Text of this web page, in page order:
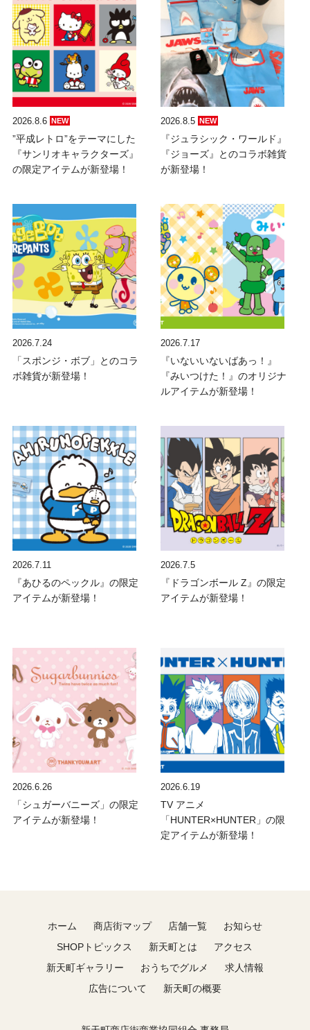
2026.8.6 NEW
”平成レトロ”をテーマにした
『サンリオキャラクターズ』
の限定アイテムが新登場！
2026.8.5 NEW
『ジュラシック・ワールド』
『ジョーズ』とのコラボ雑貨
が新登場！
2026.7.24
「スポンジ・ボブ」とのコラ
ボ雑貨が新登場！
2026.7.17
『いないいないばあっ！』
『みいつけた！』のオリジナ
ルアイテムが新登場！
2026.7.11
『あひるのペックル』の限定
アイテムが新登場！
2026.7.5
『ドラゴンボール Z』の限定
アイテムが新登場！
2026.6.26
「シュガーバニーズ」の限定
アイテムが新登場！
2026.6.19
TV アニメ
「HUNTER×HUNTER」の限
定アイテムが新登場！
ホーム 商店街マップ 店舗一覧
お知らせ
SHOPトピックス
新天町とは
アクセス
新天町ギャラリー
おうちでグルメ
求人情報
広告について
新天町の概要